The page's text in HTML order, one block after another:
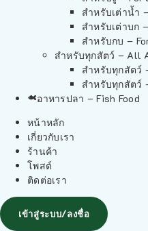
สำหรับเต่าน้ำ
สำหรับเต่าบก
สำหรับกบ –
สำหรับทุกสัตว์ – All
สำหรับทุกสัตว์
สำหรับทุกสัตว์
อาหารปลา – Fish Food
หน้าหลัก
เกี่ยวกับเรา
ร้านค้า
โพสต์
ติดต่อเรา
เข้าสู่ระบบ/ลงชื่อ